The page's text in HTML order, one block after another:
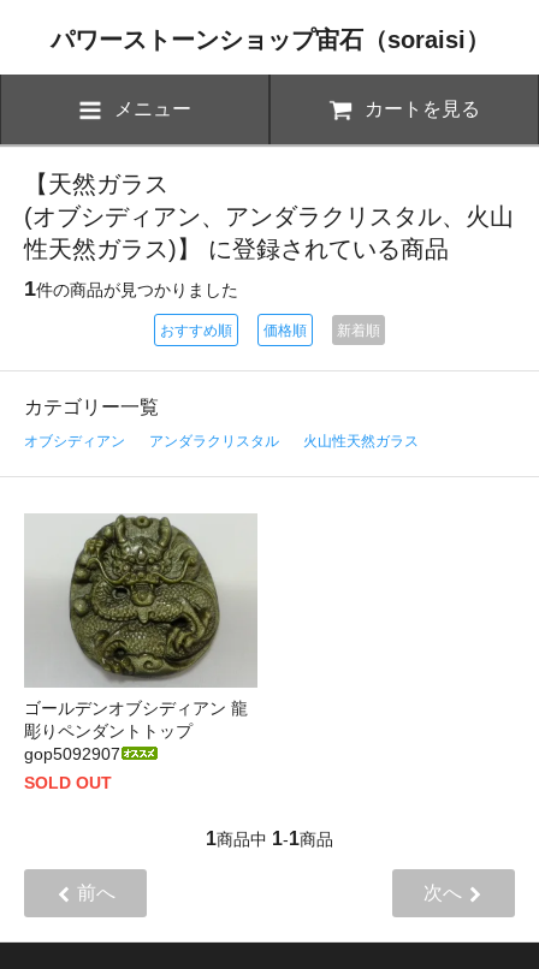
パワーストーンショップ宙石（soraisi）
メニュー カートを見る
【天然ガラス
(オブシディアン、アンダラクリスタル、火山
性天然ガラス)】 に登録されている商品
1件の商品が見つかりました
おすすめ順 価格順 新着順
カテゴリー一覧
オブシディアン アンダラクリスタル 火山性天然ガラス
ゴールデンオブシディアン 龍
彫りペンダントトップ
gop5092907
SOLD OUT
1商品中 1-1商品
前へ 次へ